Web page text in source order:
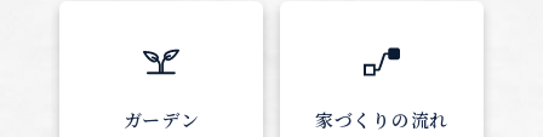
ガーデン 家づくりの流れ